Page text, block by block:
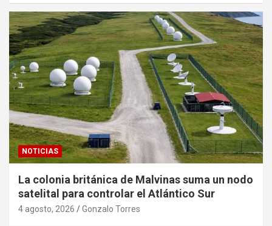
NOTICIAS
La colonia británica de Malvinas suma un nodo
satelital para controlar el Atlántico Sur
4 agosto, 2026 Gonzalo Torres